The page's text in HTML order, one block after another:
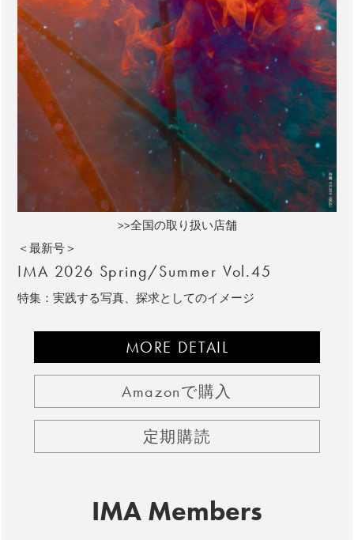
>>全国の取り扱い店舗
＜最新号＞
IMA 2026 Spring/Summer Vol.45
特集：実践する写真、探求としてのイメージ
MORE DETAIL
Amazonで購入
定期購読
IMA Members